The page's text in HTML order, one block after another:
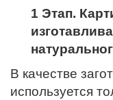
1 Этап.
В качестве
используется